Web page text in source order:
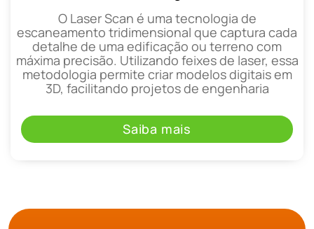
O Laser Scan é uma tecnologia de
escaneamento tridimensional que captura cada
detalhe de uma edificação ou terreno com
máxima precisão. Utilizando feixes de laser, essa
metodologia permite criar modelos digitais em
3D, facilitando projetos de engenharia
Saiba mais